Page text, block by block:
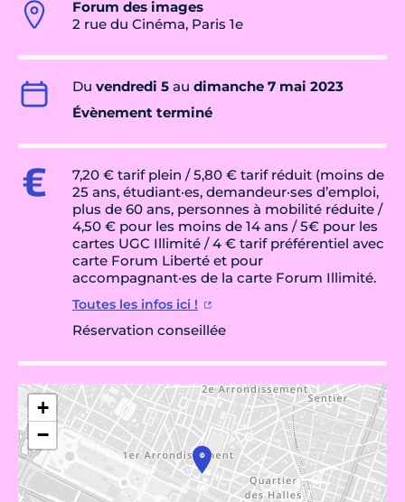
Forum des images
2 rue du Cinéma, Paris 1e
Du vendredi 5 au dimanche 7 mai 2023
Évènement terminé
7,20 € tarif plein / 5,80 € tarif réduit (moins de
25 ans, étudiant·es, demandeur·ses d’emploi,
plus de 60 ans, personnes à mobilité réduite /
4,50 € pour les moins de 14 ans / 5€ pour les
cartes UGC Illimité / 4 € tarif préférentiel avec
carte Forum Liberté et pour
accompagnant·es de la carte Forum Illimité.
Toutes les infos ici !
Réservation conseillée
+
−